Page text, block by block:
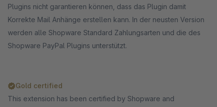
Plugins nicht garantieren können, dass das Plugin damit
Korrekte Mail Anhänge erstellen kann. In der neusten Version
werden alle Shopware Standard Zahlungsarten und die des
Shopware PayPal Plugins unterstützt.
Gold certified
This extension has been certified by Shopware and